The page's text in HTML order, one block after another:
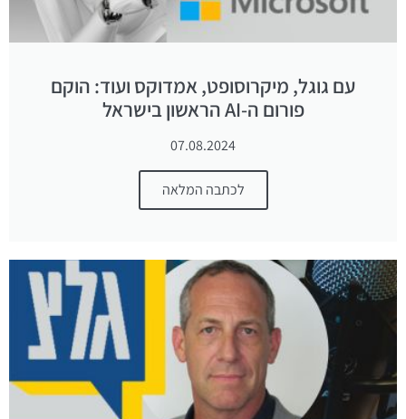
עם גוגל, מיקרוסופט, אמדוקס ועוד: הוקם
פורום ה-AI הראשון בישראל
07.08.2024
לכתבה המלאה